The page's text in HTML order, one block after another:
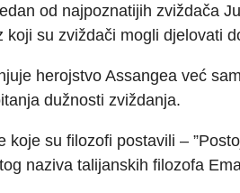
od najpoznatijih zviždača
koji su zviždači mogli djelovati
herojstvo Assangea već
dužnosti zviždanja.
koje su filozofi postavili –
naziva talijanskih filozofa